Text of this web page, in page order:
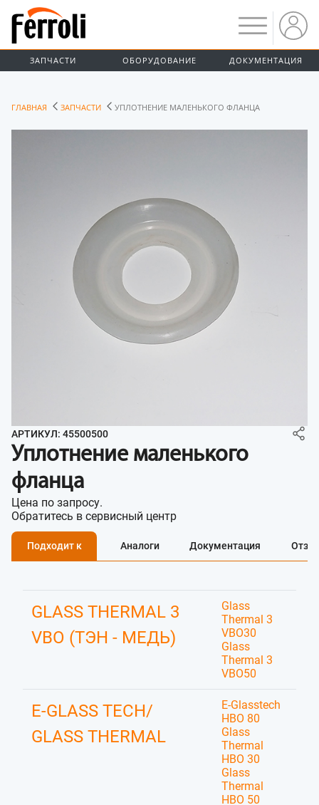
ЗАПЧАСТИ ОБОРУДОВАНИЕ ДОКУМЕНТАЦИЯ
ГЛАВНАЯ ЗАПЧАСТИ УПЛОТНЕНИЕ МАЛЕНЬКОГО ФЛАНЦА
АРТИКУЛ: 45500500
Уплотнение маленького
фланца
Цена по запросу.
Обратитесь в сервисный центр
Подходит к Аналоги Документация
GLASS THERMAL 3
VBO (ТЭН - МЕДЬ)
Glass
Thermal 3
VBO30
Glass
Thermal 3
VBO50
E-GLASS TECH/
GLASS THERMAL
E-Glasstech
HBO 80
Glass
Thermal
HBO 30
Glass
Thermal
HBO 50